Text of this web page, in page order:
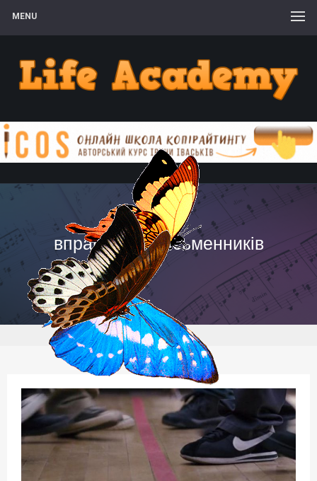
MENU
вправи для письменників